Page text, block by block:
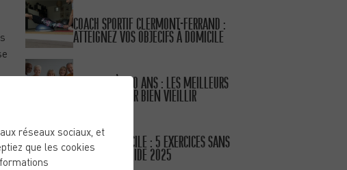
COACH SPORTIF CLERMONT-FERRAND :
ATTEIGNEZ VOS OBJECIFS À DOMICILE
SPORT APRÈS 50 ANS : LES MEILLEURS
EXERCICES POUR BIEN VIEILLIR
PUBLIÉ LE 30/09/25
SPORT À DOMICILE : 5 EXERCICES SANS
MATÉRIEL – GUIDE 2025
réseaux sociaux, et
que les cookies